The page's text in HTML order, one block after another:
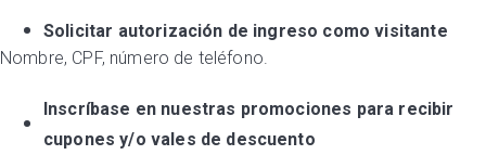
Solicitar autorización de ingreso como visitante
Nombre, CPF, número de teléfono.
Inscríbase en nuestras promociones para recibir
cupones y/o vales de descuento